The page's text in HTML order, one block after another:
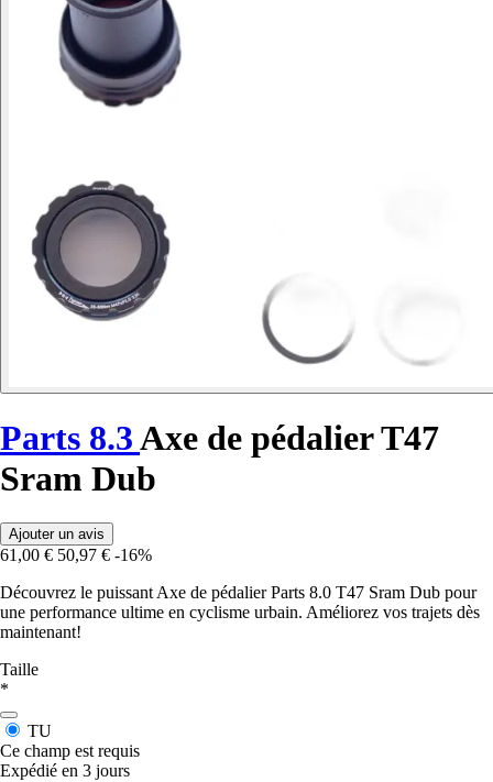
Parts 8.3Axe de pédalier T47
Sram Dub
Ajouter un avis
61,00 € 50,97 € -16%
Découvrez le puissant Axe de pédalier Parts 8.0 T47 Sram Dub pour
une performance ultime en cyclisme urbain. Améliorez vos trajets dès
maintenant!
Taille
*
TU
Ce champ est requis
Expédié en 3 jours